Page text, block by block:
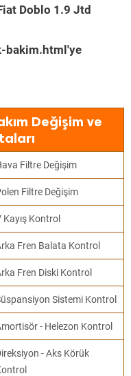
Doblo 1.9 Jtd
bakim.html'ye
Değişim ve
Filtre Değişim
Filtre Değişim
Kayış Kontrol
Fren Balata Kontrol
Fren Diski Kontrol
Sistemi Kontrol
- Helezon Kontrol
- Aks Körük